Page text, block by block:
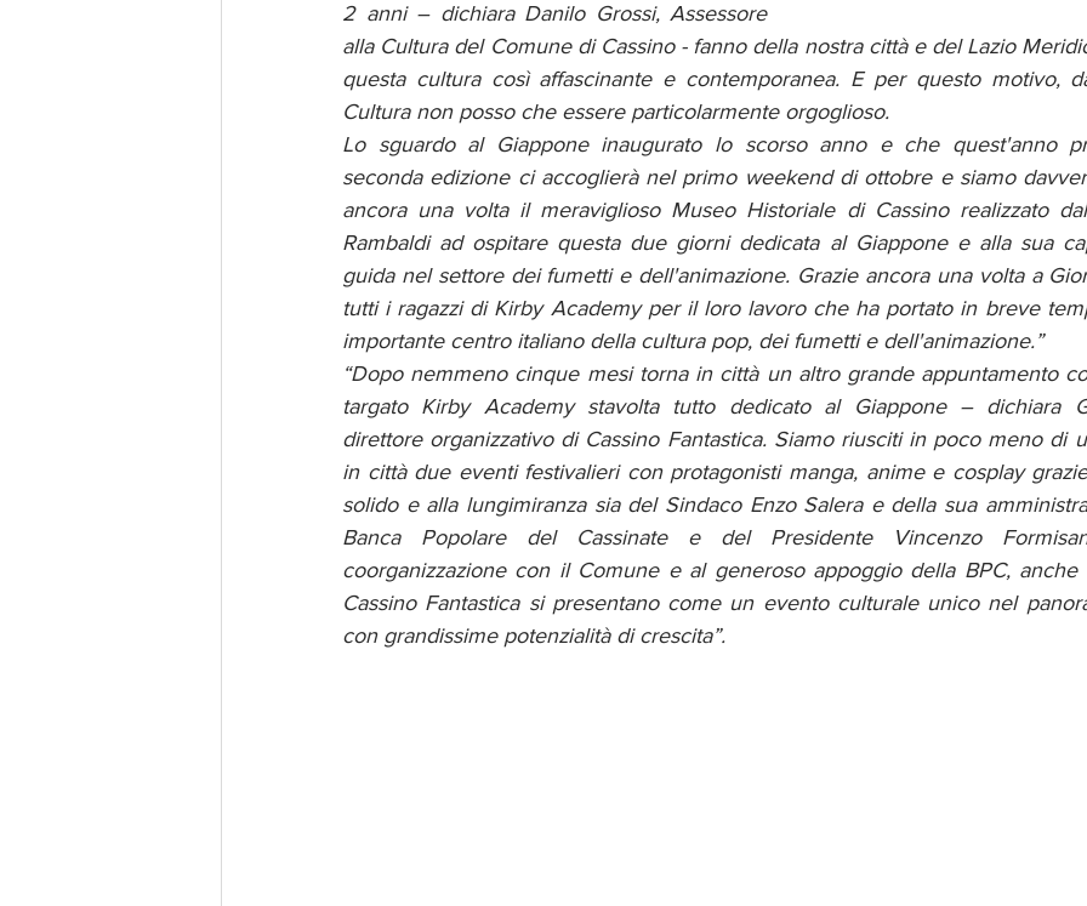
2 anni – dichiara Danilo Grossi, Assessore
alla Cultura del Comune di Cassino - fanno della nostra città e del Lazio
questa cultura così affascinante e contemporanea. E per questo motivo,
Cultura non posso che essere particolarmente orgoglioso.
Lo sguardo al Giappone inaugurato lo scorso anno e che quest'anno
seconda edizione ci accoglierà nel primo weekend di ottobre e siamo
ancora una volta il meraviglioso Museo Historiale di Cassino realizzato
Rambaldi ad ospitare questa due giorni dedicata al Giappone e alla sua
guida nel settore dei fumetti e dell'animazione. Grazie ancora una volta a
tutti i ragazzi di Kirby Academy per il loro lavoro che ha portato in breve
importante centro italiano della cultura pop, dei fumetti e dell'animazione.”
“Dopo nemmeno cinque mesi torna in città un altro grande appuntamento
targato Kirby Academy stavolta tutto dedicato al Giappone – dichiara
direttore organizzativo di Cassino Fantastica. Siamo riusciti in poco meno di
in città due eventi festivalieri con protagonisti manga, anime e cosplay
solido e alla lungimiranza sia del Sindaco Enzo Salera e della sua
Banca Popolare del Cassinate e del Presidente Vincenzo
coorganizzazione con il Comune e al generoso appoggio della BPC,
Cassino Fantastica si presentano come un evento culturale unico nel
con grandissime potenzialità di crescita”.